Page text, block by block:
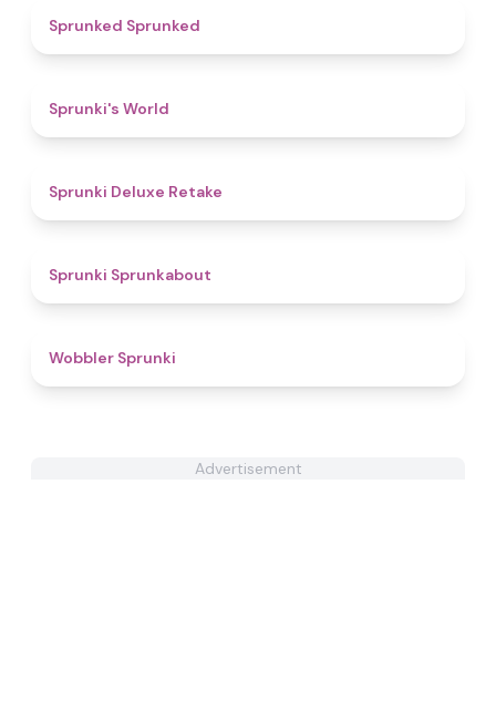
Sprunked Sprunked
Sprunki's World
Sprunki Deluxe Retake
Sprunki Sprunkabout
Wobbler Sprunki
Advertisement